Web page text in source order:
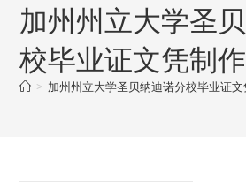
加州州立大学圣
校毕业证文凭制作
> 加州州立大学圣贝纳迪诺分校毕业证